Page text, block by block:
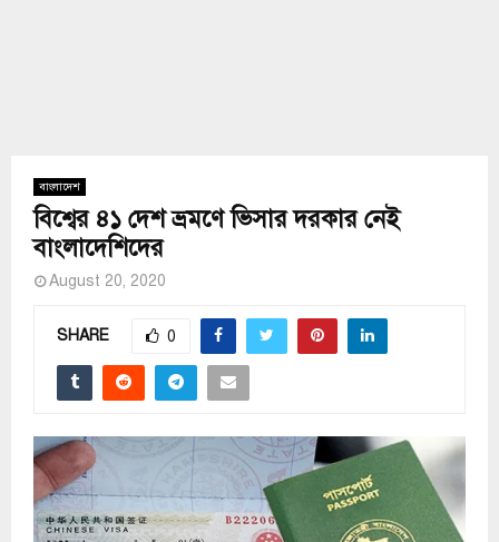
বাংলাদেশ
বিশ্বের ৪১ দেশ ভ্রমণে ভিসার দরকার নেই
বাংলাদেশিদের
August 20, 2020
SHARE 0